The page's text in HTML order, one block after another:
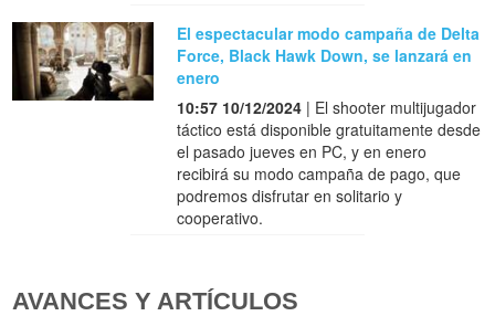
El espectacular modo campaña de Delta
Force, Black Hawk Down, se lanzará en
enero
10:57 10/12/2024 | El shooter multijugador
táctico está disponible gratuitamente desde
el pasado jueves en PC, y en enero
recibirá su modo campaña de pago, que
podremos disfrutar en solitario y
cooperativo.
AVANCES Y ARTÍCULOS